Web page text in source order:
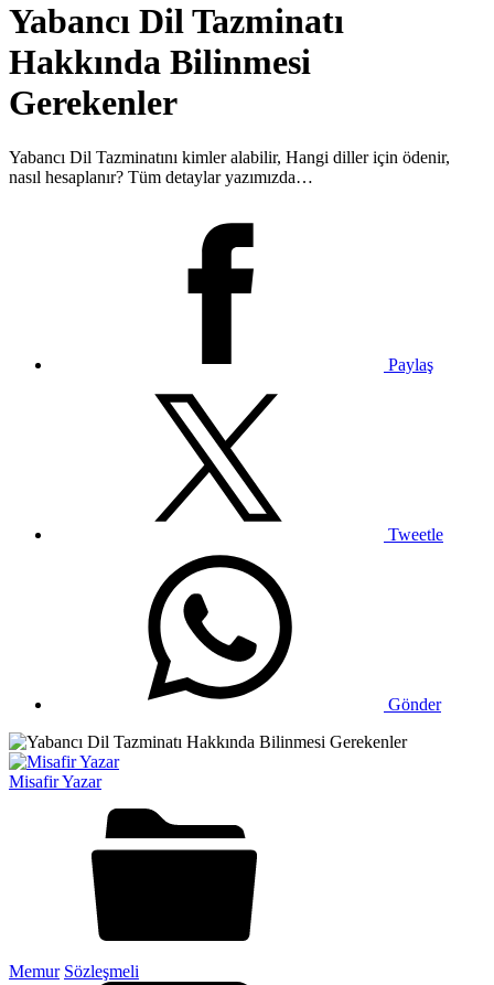
Yabancı Dil Tazminatı
Hakkında Bilinmesi
Gerekenler
Yabancı Dil Tazminatını kimler alabilir, Hangi diller için ödenir,
nasıl hesaplanır? Tüm detaylar yazımızda…
Paylaş
Tweetle
Gönder
Misafir Yazar
Memur Sözleşmeli